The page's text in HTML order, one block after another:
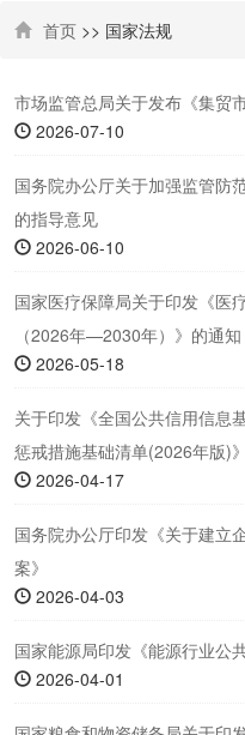
首页 >> 国家法规
市场监管总局关于发布《集贸
2026-07-10
国务院办公厅关于加强监管防
的指导意见
2026-06-10
国家医疗保障局关于印发《医
（2026年—2030年）》的通知
2026-05-18
关于印发《全国公共信用信息
惩戒措施基础清单(2026年版)
2026-04-17
国务院办公厅印发《关于建立
案》
2026-04-03
国家能源局印发《能源行业公
2026-04-01